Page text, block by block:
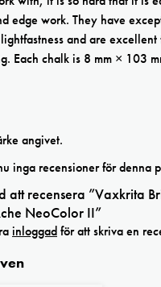
edge work. They have
and are excellent
Each chalk is 8 mm × 103
angivet.
inga recensioner för denna
att recensera ”Vaxkrita
NeoColor II”
inloggadför att skriva en